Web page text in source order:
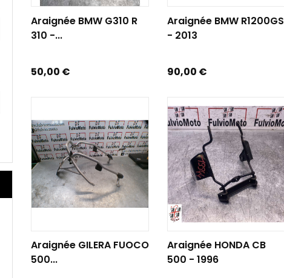
AJOUTER AU PANIER
Araignée BMW G310 R
310 -...
Prix
50,00 €
Araignée BMW R1200GS
- 2013
Prix
90,00 €
Araignée GILERA FUOCO
500...
Araignée HONDA CB
500 - 1996